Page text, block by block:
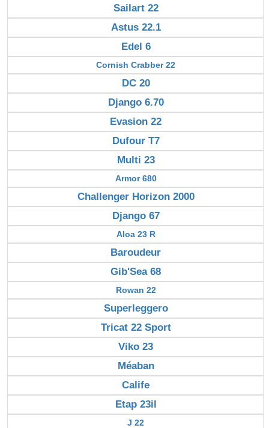
Sailart 22
Astus 22.1
Edel 6
Cornish Crabber 22
DC 20
Django 6.70
Evasion 22
Dufour T7
Multi 23
Armor 680
Challenger Horizon 2000
Django 67
Aloa 23 R
Baroudeur
Gib'Sea 68
Rowan 22
Superleggero
Tricat 22 Sport
Viko 23
Méaban
Calife
Etap 23il
J 22